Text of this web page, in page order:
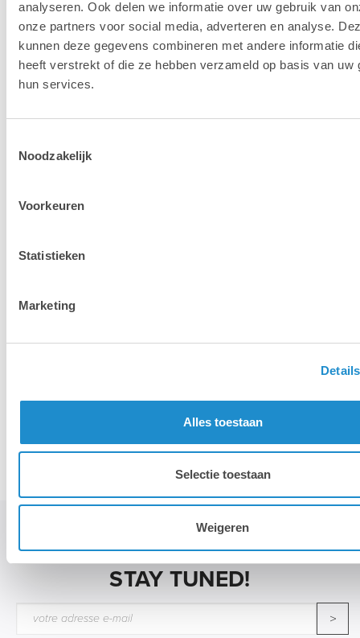
analyseren. Ook delen we informatie over uw gebruik van
onze partners voor social media, adverteren en analyse.
kunnen deze gegevens combineren met andere informatie
heeft verstrekt of die ze hebben verzameld op basis van uw
hun services.
Noodzakelijk
Voorkeuren
Statistieken
Marketing
Alles toestaan
Selectie toestaan
Weigeren
En savoir plus sur nos centres de formation >
Mac
STAY TUNED!
>